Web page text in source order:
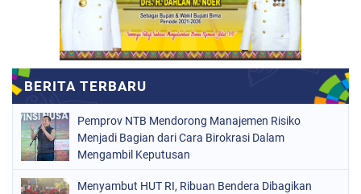
Pemprov NTB Mendorong Manajemen Risiko
Menjadi Bagian dari Cara Birokrasi Dalam
Mengambil Keputusan
Menyambut HUT RI, Ribuan Bendera Dibagikan